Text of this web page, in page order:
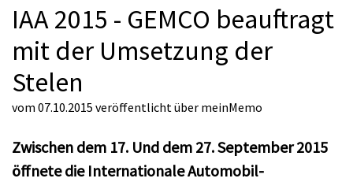
IAA 2015 - GEMCO beauftragt
mit der Umsetzung der
Stelen
vom 07.10.2015 veröffentlicht über meinMemo
Zwischen dem 17. Und dem 27. September 2015
öffnete die Internationale Automobil-